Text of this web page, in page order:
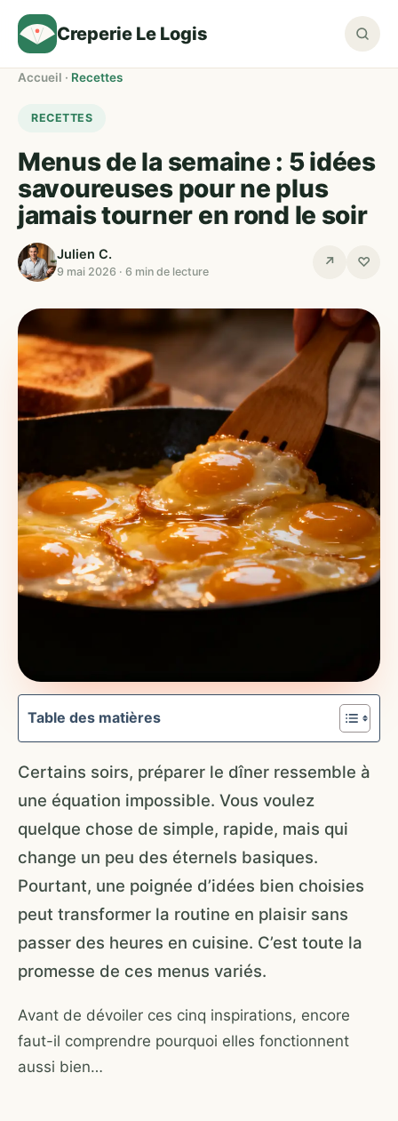
Creperie Le Logis
Accueil · Recettes
RECETTES
Menus de la semaine : 5 idées
savoureuses pour ne plus
jamais tourner en rond le soir
Julien C.
9 mai 2026 · 6 min de lecture
↗ ♡
Table des matières
Certains soirs, préparer le dîner ressemble à
une équation impossible. Vous voulez
quelque chose de simple, rapide, mais qui
change un peu des éternels basiques.
Pourtant, une poignée d’idées bien choisies
peut transformer la routine en plaisir sans
passer des heures en cuisine. C’est toute la
promesse de ces menus variés.
Avant de dévoiler ces cinq inspirations, encore
faut-il comprendre pourquoi elles fonctionnent
aussi bien…